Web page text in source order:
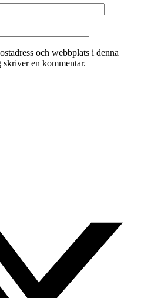
och webbplats i denna
skriver en kommentar.